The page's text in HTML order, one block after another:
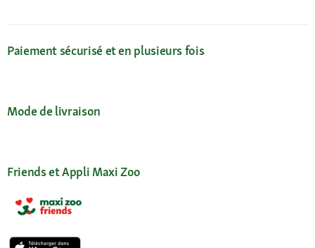
Paiement sécurisé et en plusieurs fois
Mode de livraison
Friends et Appli Maxi Zoo